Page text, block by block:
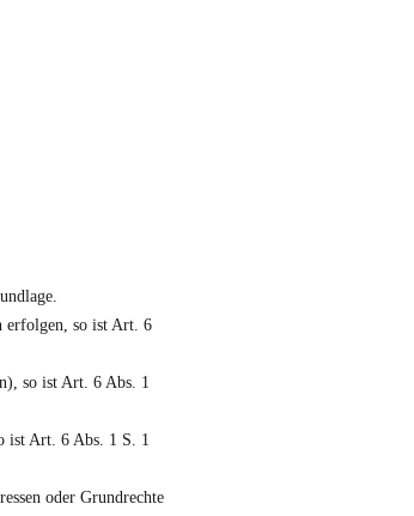
erfolgen, so ist Art. 6
so ist Art. 6 Abs. 1
ist Art. 6 Abs. 1 S. 1
oder Grundrechte